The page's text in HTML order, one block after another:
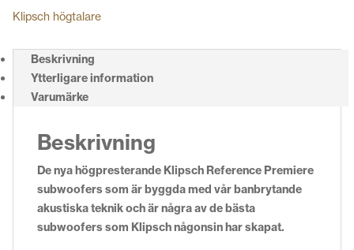
Klipsch högtalare
Beskrivning
Ytterligare information
Varumärke
Beskrivning
De nya högpresterande Klipsch Reference Premiere
subwoofers som är byggda med vår banbrytande
akustiska teknik och är några av de bästa
subwoofers som Klipsch någonsin har skapat.